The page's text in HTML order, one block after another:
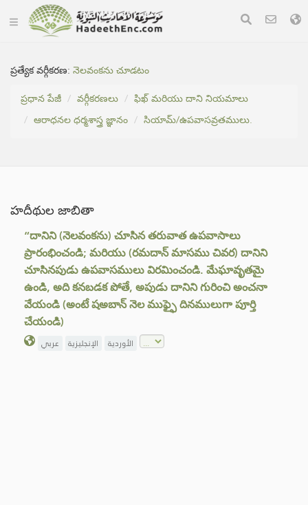
ప్రత్యేక వర్గీకరణ:నెలవంకను చూడటం
ప్రధాన పేజీ
వర్గీకరణలు
ఫిఖ్ మరియు దాని నియమాలు
ఆరాధనల ధర్మశాస్త్ర జ్ఞానం
సియామ్/ఉపవాసవ్రతములు.
హదీథుల జాబితా
“దానిని (నెలవంకను) చూసిన తరువాత ఉపవాసాలు
ప్రారంభించండి; మరియు (రమదాన్ మాసము చివర) దానిని
చూసినపుడు ఉపవాసములు విరమించండి. మేఘావృతమై
ఉండి, అది కనబడక పోతే, అపుడు దానిని గురించి అంచనా
వేయండి (అంటే షఅబాన్ నెల ముఫ్ఫై దినములుగా పూర్తి
చేయండి)
عربي الإنجليزية الأوردية